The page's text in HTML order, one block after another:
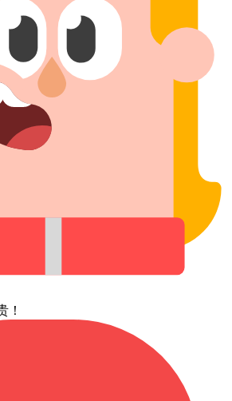
！